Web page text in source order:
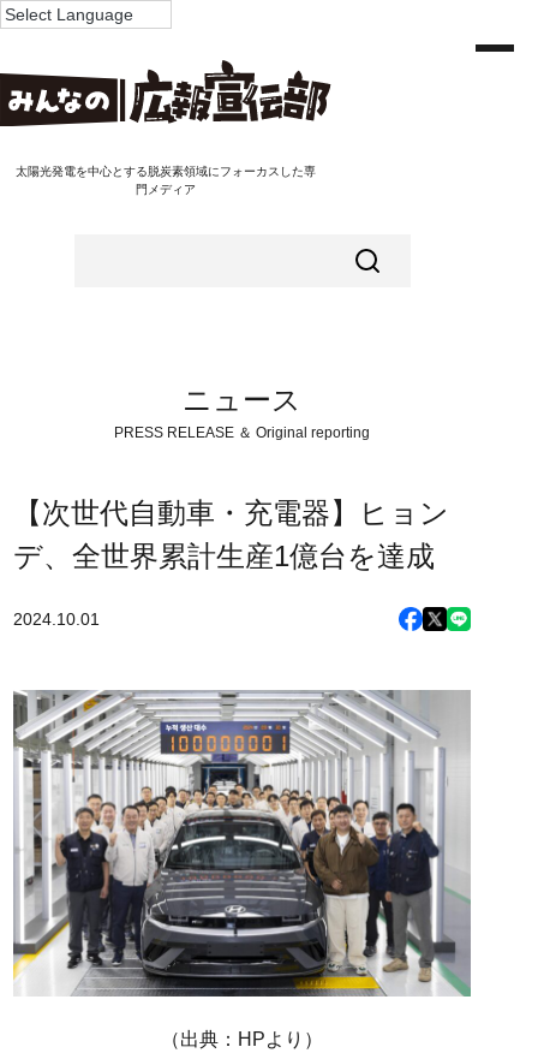
太陽光発電を中心とする脱炭素領域にフォーカスした専
門メディア
ニュース
PRESS RELEASE ＆ Original reporting
【次世代自動車・充電器】ヒョン
デ、全世界累計生産1億台を達成
2024.10.01
（出典：HPより）